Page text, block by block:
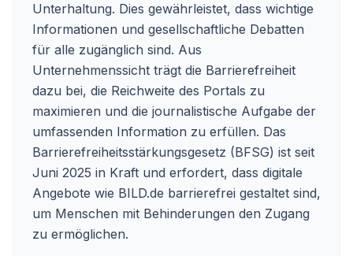
Unterhaltung. Dies gewährleistet, dass wichtige
Informationen und gesellschaftliche Debatten
für alle zugänglich sind. Aus
Unternehmenssicht trägt die Barrierefreiheit
dazu bei, die Reichweite des Portals zu
maximieren und die journalistische Aufgabe der
umfassenden Information zu erfüllen. Das
Barrierefreiheitsstärkungsgesetz (BFSG) ist seit
Juni 2025 in Kraft und erfordert, dass digitale
Angebote wie BILD.de barrierefrei gestaltet sind,
um Menschen mit Behinderungen den Zugang
zu ermöglichen.